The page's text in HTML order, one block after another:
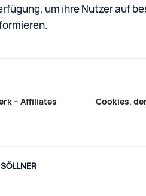
um ihre Nutzer auf
– Affiliates
Cookies,